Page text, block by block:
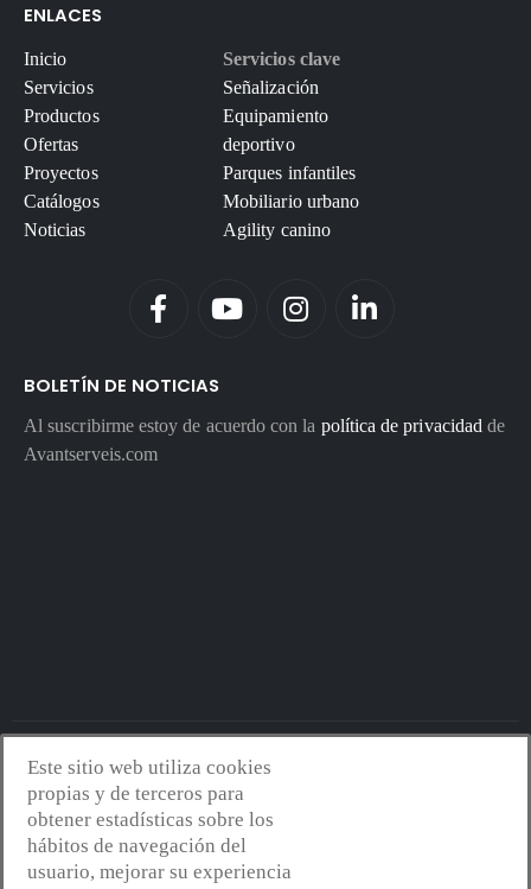
ENLACES
Inicio
Servicios
Productos
Ofertas
Proyectos
Catálogos
Noticias
Servicios clave
Señalización
Equipamiento
deportivo
Parques infantiles
Mobiliario urbano
Agility canino
BOLETÍN DE NOTICIAS
Al suscribirme estoy de acuerdo con la política de privacidad de
Avantserveis.com
Avantserveis.com -Aviso legal - GDPR
Política de cookies-Política de calidad y medio ambiente
web:Mejorconweb
Este sitio web utiliza cookies
propias y de terceros para
obtener estadísticas sobre los
hábitos de navegación del
usuario, mejorar su experiencia